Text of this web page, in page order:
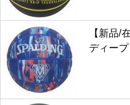
【新品/
ディー